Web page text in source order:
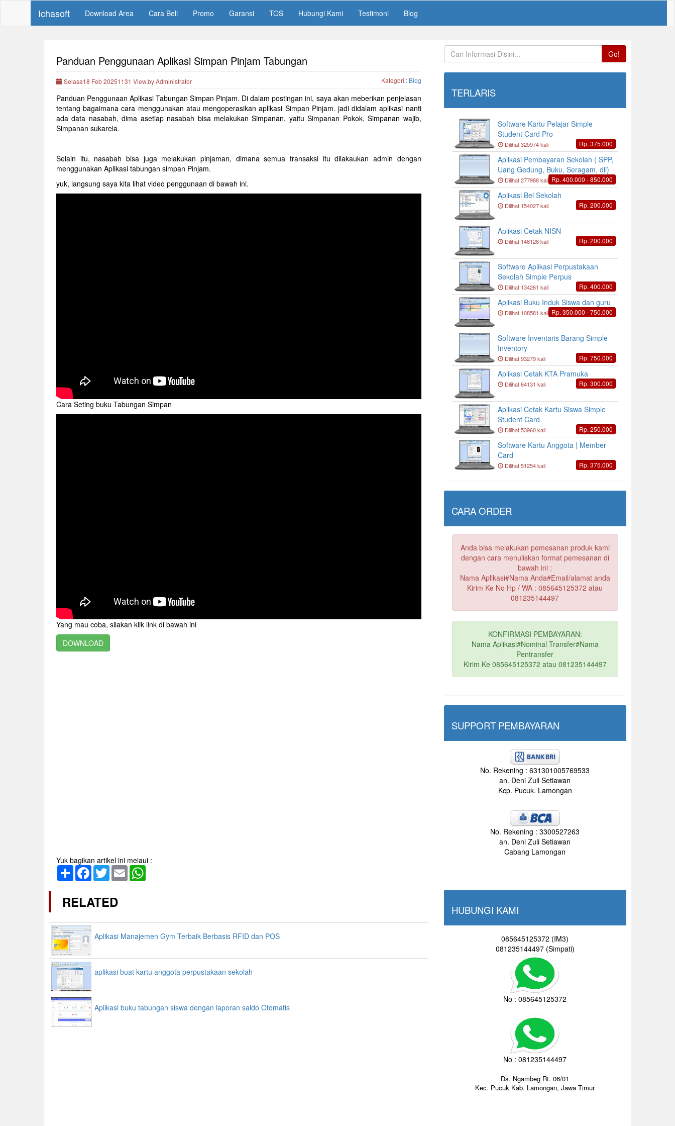
Ichasoft Download Area Cara Beli Promo Garansi TOS Hubungi Kami Testimoni Blog
Panduan Penggunaan Aplikasi Simpan Pinjam Tabungan
Selasa18 Feb 20251131 View,by Administrator Kategori : Blog
Panduan Penggunaan Aplikasi Tabungan Simpan Pinjam. Di dalam postingan ini, saya akan meberikan penjelasan
tentang bagaimana cara menggunakan atau mengoperasikan aplikasi Simpan Pinjam. jadi didalam aplikasi nanti
ada data nasabah, dima asetiap nasabah bisa melakukan Simpanan, yaitu Simpanan Pokok, Simpanan wajib,
Simpanan sukarela.
Selain itu, nasabah bisa juga melakukan pinjaman, dimana semua transaksi itu dilakaukan admin dengan
menggunakan Aplikasi tabungan simpan Pinjam.
yuk, langsung saya kita lihat video penggunaan di bawah ini.
Cara Seting buku Tabungan Simpan
Yang mau coba, silakan klik link di bawah ini
DOWNLOAD
Yuk bagikan artikel ini melaui :
Share Facebook
TwitterEmail
RELATED
Aplikasi Manajemen Gym Terbaik Berbasis RFID dan POS
aplikasi buat kartu anggota perpustakaan sekolah
Aplikasi buku tabungan siswa dengan laporan saldo Otomatis
Go!
TERLARIS
Software Kartu Pelajar Simple
Student Card Pro
Dilihat 325974 kali Rp. 375.000
Aplikasi Pembayaran Sekolah ( SPP,
Uang Gedung, Buku, Seragam, dll)
Dilihat 277988 kali Rp. 400.000 - 850.000
Aplikasi Bel Sekolah
Dilihat 154027 kali Rp. 200.000
Aplikasi Cetak NISN
Dilihat 148128 kali Rp. 200.000
Software Aplikasi Perpustakaan
Sekolah Simple Perpus
Dilihat 134261 kali Rp. 400.000
Aplikasi Buku Induk Siswa dan guru
Dilihat 108581 kali Rp. 350.000 - 750.000
Software Inventaris Barang Simple
Inventory
Dilihat 93279 kali Rp. 750.000
Aplikasi Cetak KTA Pramuka
Dilihat 64131 kali Rp. 300.000
Aplikasi Cetak Kartu Siswa Simple
Student Card
Dilihat 53960 kali Rp. 250.000
Software Kartu Anggota | Member
Card
Dilihat 51254 kali Rp. 375.000
CARA ORDER
Anda bisa melakukan pemesanan produk kami
dengan cara menuliskan format pemesanan di
bawah ini :
Nama Aplikasi#Nama Anda#Email/alamat anda
Kirim Ke No Hp / WA : 085645125372 atau
081235144497
KONFIRMASI PEMBAYARAN:
Nama Aplikasi#Nominal Transfer#Nama
Pentransfer
Kirim Ke 085645125372 atau 081235144497
SUPPORT PEMBAYARAN
No. Rekening : 631301005769533
an. Deni Zuli Setiawan
Kcp. Pucuk. Lamongan
No. Rekening : 3300527263
an. Deni Zuli Setiawan
Cabang Lamongan
HUBUNGI KAMI
085645125372 (IM3)
081235144497 (Simpati)
No : 085645125372
No : 081235144497
Ds. Ngambeg Rt. 06/01
Kec. Pucuk Kab. Lamongan, Jawa Timur